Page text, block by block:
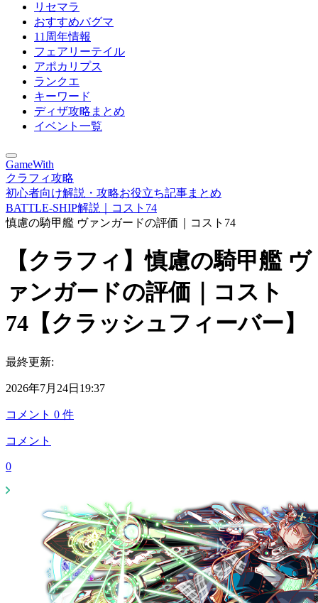
リセマラ
おすすめバグマ
11周年情報
フェアリーテイル
アポカリプス
ランクエ
キーワード
ディザ攻略まとめ
イベント一覧
GameWith
クラフィ攻略
初心者向け解説・攻略お役立ち記事まとめ
BATTLE-SHIP解説｜コスト74
慎慮の騎甲艦 ヴァンガードの評価｜コスト74
【クラフィ】慎慮の騎甲艦 ヴ
ァンガードの評価｜コスト
74【クラッシュフィーバー】
最終更新:
2026年7月24日19:37
コメント 0 件
コメント
0